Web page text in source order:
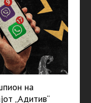
на
„Адитив“